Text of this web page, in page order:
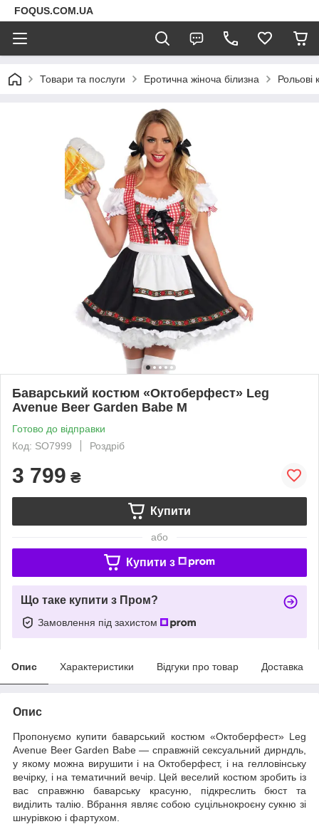
FOQUS.COM.UA
Товари та послуги Еротична жіноча білизна Рольові
Баварський костюм «Октоберфест» Leg
Avenue Beer Garden Babe M
Готово до відправки
Код: SO7999
Роздріб
3 799 ₴
Купити
або
Купити з
Що таке купити з Пром?
Замовлення під захистом
Опис Характеристики Відгуки про товар Доставка
Опис
Пропонуємо купити баварський костюм «Октоберфест» Leg
Avenue Beer Garden Babe — справжній сексуальний дирндль,
у якому можна вирушити і на Октоберфест, і на гелловінську
вечірку, і на тематичний вечір. Цей веселий костюм зробить із
вас справжню баварську красуню, підкреслить бюст та
виділить талію. Вбрання являє собою суцільнокроєну сукню зі
шнурівкою і фартухом.